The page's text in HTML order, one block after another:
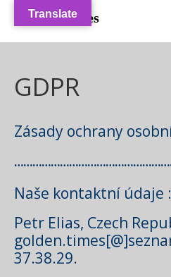
Golden Times
++++ Home /
Blog
GDPR
Archiv / +
GDPR
Zásady ochrany
Naše kontaktní údaje :
Petr Elias, Czech
37.38.29.
Translate